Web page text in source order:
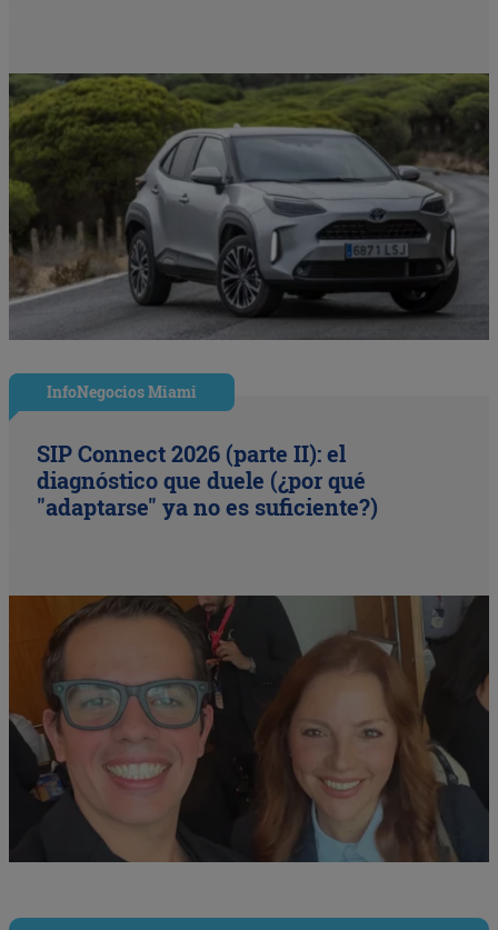
InfoNegocios Miami
SIP Connect 2026 (parte II): el
diagnóstico que duele (¿por qué
"adaptarse" ya no es suficiente?)